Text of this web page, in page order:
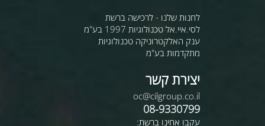
לחנות שלנו - לרכישה ברשת
לסי.איי.אל טכנולוגיות 1997 בע"מ
ענק האלקטרוניקה טכנולוגיות
מתקדמות בע"מ
יצירת קשר
oc@cilgroup.co.il
08-9330799
עקבו אחינו ברשת: